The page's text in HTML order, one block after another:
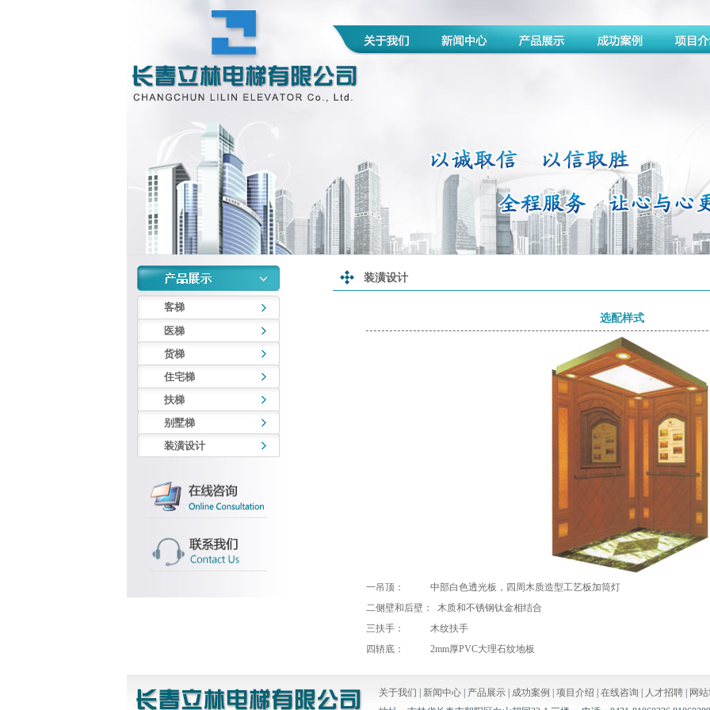
客梯
医梯
货梯
住宅梯
扶梯
别墅梯
装潢设计
装潢设计
选配样式
一吊顶： 中部白色透光板，四周木质造型工艺板加筒灯
二侧壁和后壁： 木质和不锈钢钛金相结合
三扶手： 木纹扶手
四轿底： 2mm厚PVC大理石纹地板
关于我们 新闻中心 产品展示 成功案例 | 项目介绍 在线咨询 人才招聘 网